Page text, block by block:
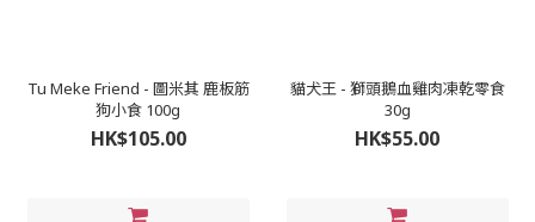
Tu Meke Friend - 圖米其 鹿板筋
狗小食 100g
HK$105.00
貓犬王 - 獅頭鵝血雞肉凍乾零食
30g
HK$55.00